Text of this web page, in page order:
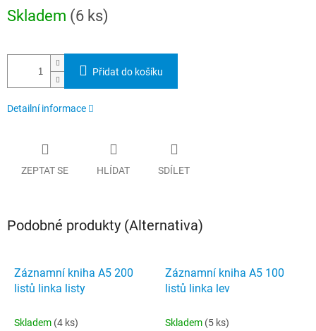
cena:
Skladem (6 ks)
Přidat do košíku
Detailní informace
ZEPTAT SE HLÍDAT SDÍLET
Podobné produkty (Alternativa)
Záznamní kniha A5 200
listů linka listy
Skladem (4 ks)
Záznamní kniha A5 100
listů linka lev
Skladem (5 ks)